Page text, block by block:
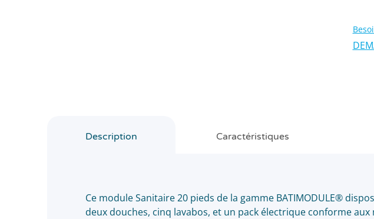
Description Caractéristiques
Ce module Sanitaire 20 pieds de la gamme BATIMODULE®
deux douches, cinq lavabos, et un pack électrique conforme aux